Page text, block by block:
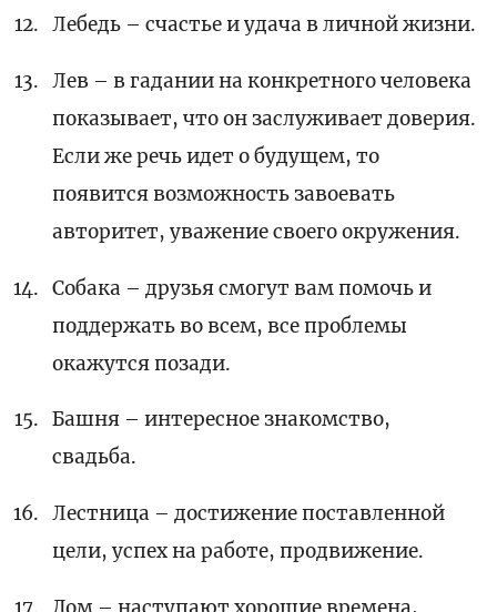
Лебедь – счастье и удача в личной жизни.
Лев – в гадании на конкретного человека
показывает, что он заслуживает доверия.
Если же речь идет о будущем, то
появится возможность завоевать
авторитет, уважение своего окружения.
Собака – друзья смогут вам помочь и
поддержать во всем, все проблемы
окажутся позади.
Башня – интересное знакомство,
свадьба.
Лестница – достижение поставленной
цели, успех на работе, продвижение.